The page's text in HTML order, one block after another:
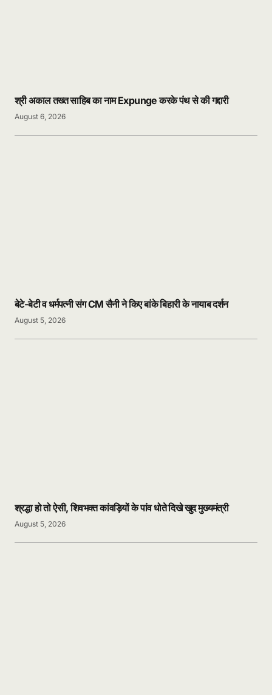
श्री अकाल तख्त साहिब का नाम Expunge करके पंथ से की गद्दारी
August 6, 2026
बेटे-बेटी व धर्मपत्नी संग CM सैनी ने किए बांके बिहारी के नायाब दर्शन
August 5, 2026
श्रद्धा हो तो ऐसी, शिवभक्त कांवड़ियों के पांव धोते दिखे खुद मुख्यमंत्री
August 5, 2026